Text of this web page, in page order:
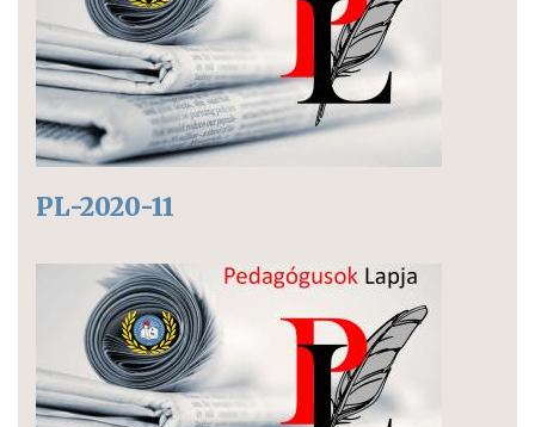
PL-2020-11